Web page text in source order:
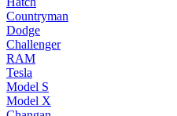
Countryman
Dodge
Challenger
RAM
Tesla
Model S
Model X